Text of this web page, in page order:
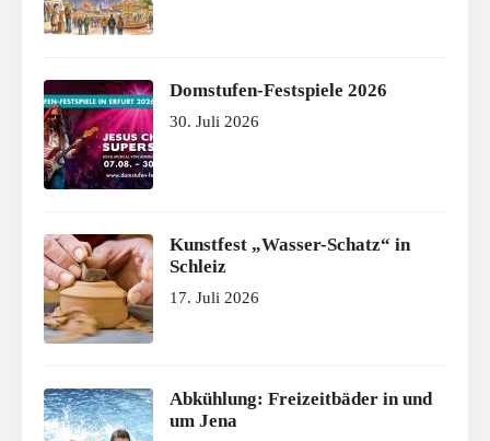
Domstufen-Festspiele 2026
30. Juli 2026
Kunstfest „Wasser-Schatz“ in
Schleiz
17. Juli 2026
Abkühlung: Freizeitbäder in und
um Jena